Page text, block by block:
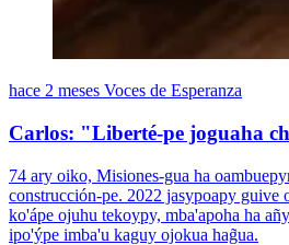
hace 2 meses Voces de Esperanza
Carlos: "Liberté-pe joguaha
74 ary oiko, Misiones-gua ha
construcción-pe. 2022 jasypoapy guive
ko'ápe ojuhu tekoypy, mba'apoha ha
ipo'ýpe imba'u kaguy ojokua hag̃ua.